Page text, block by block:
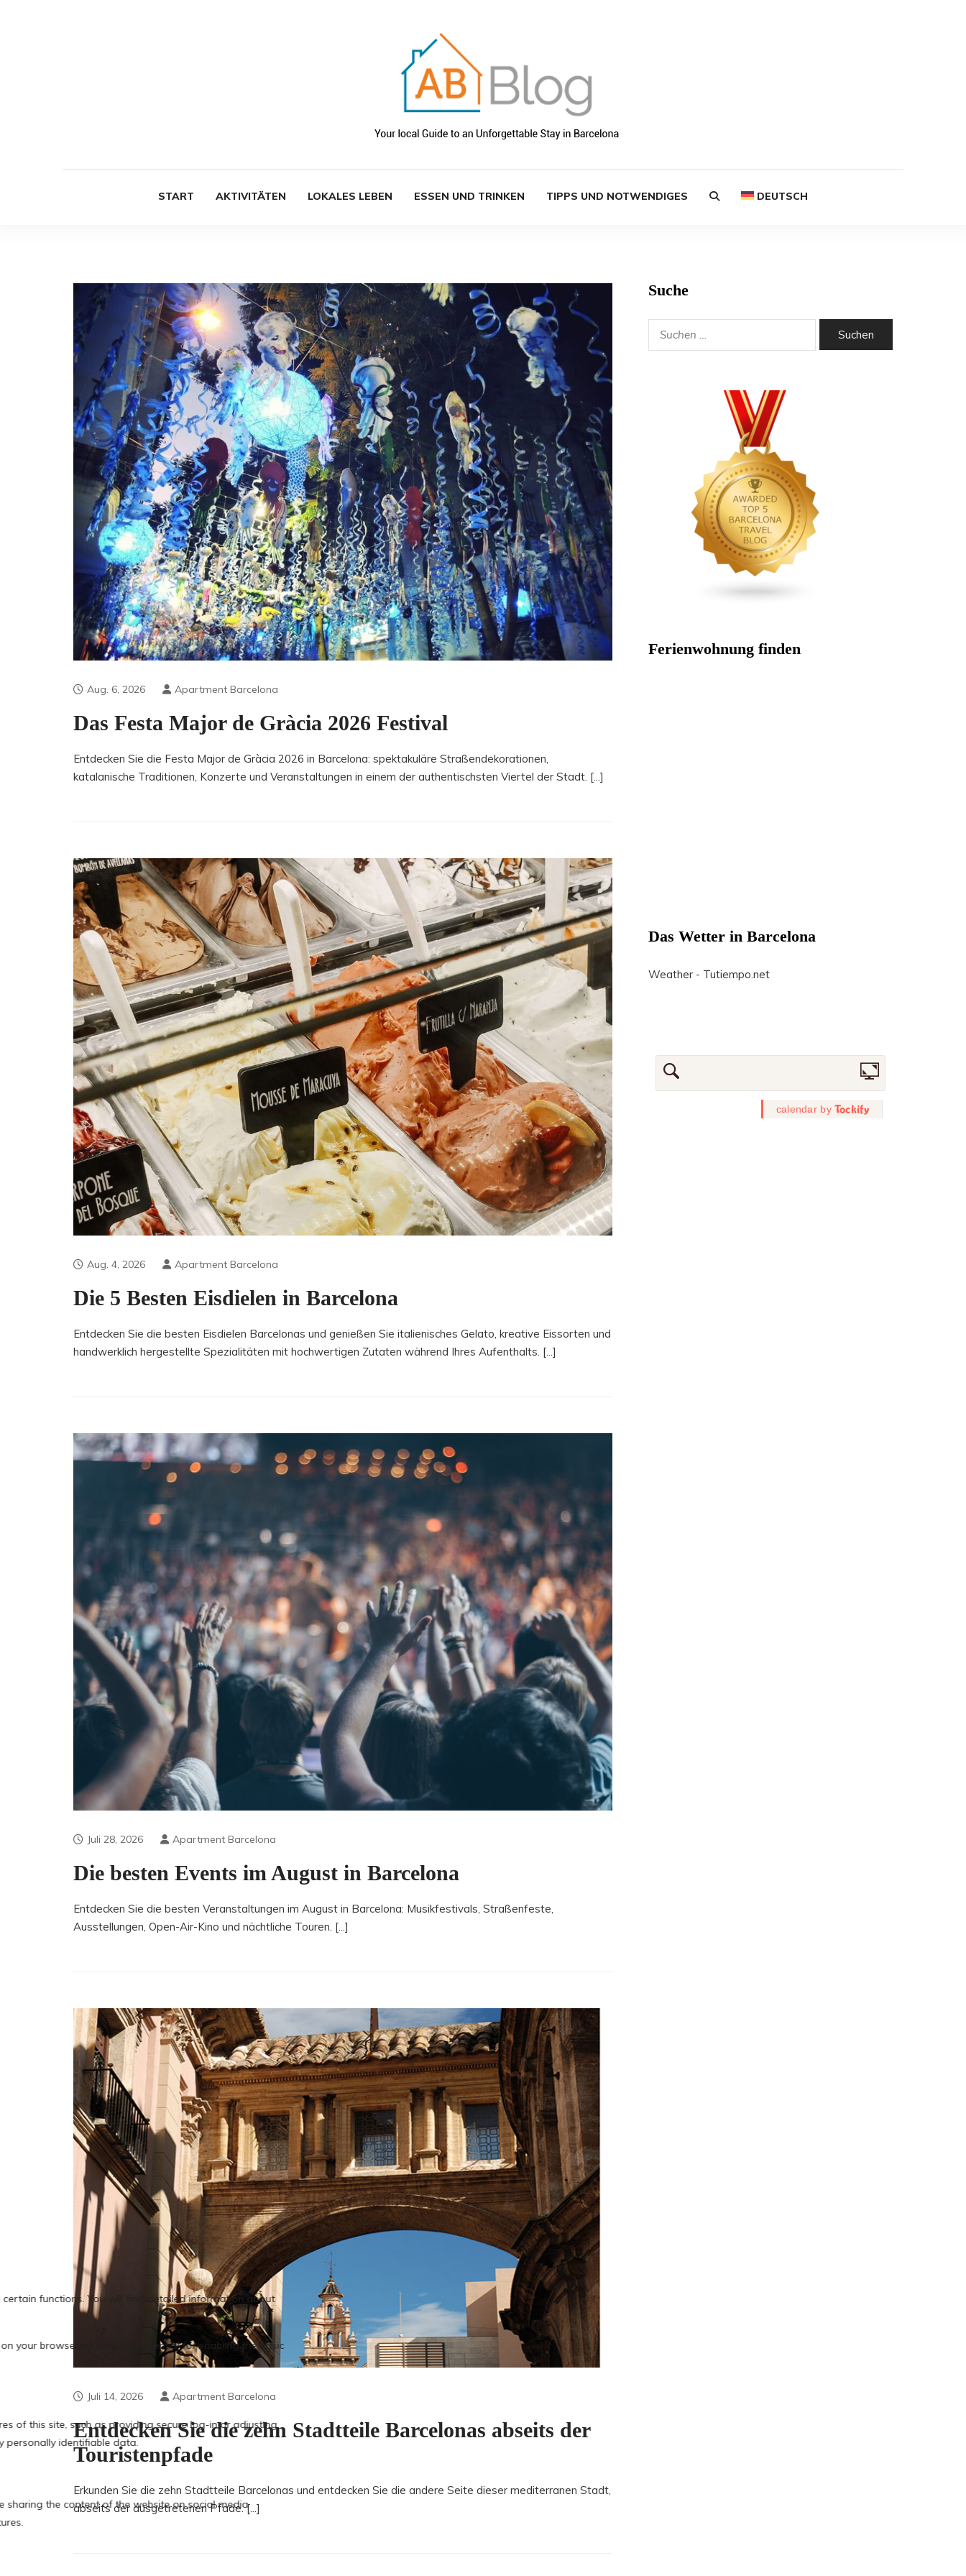
START AKTIVITÄTEN LOKALES LEBEN ESSEN UND TRINKEN TIPPS UND NOTWENDIGES DEUTSCH
Aug. 6, 2026 Apartment Barcelona
Das Festa Major de Gràcia 2026 Festival
Entdecken Sie die Festa Major de Gràcia 2026 in Barcelona: spektakuläre Straßendekorationen,
katalanische Traditionen, Konzerte und Veranstaltungen in einem der authentischsten Viertel der Stadt. [...]
Aug. 4, 2026 Apartment Barcelona
Die 5 Besten Eisdielen in Barcelona
Entdecken Sie die besten Eisdielen Barcelonas und genießen Sie italienisches Gelato, kreative Eissorten und
handwerklich hergestellte Spezialitäten mit hochwertigen Zutaten während Ihres Aufenthalts. [...]
Juli 28, 2026 Apartment Barcelona
Die besten Events im August in Barcelona
Entdecken Sie die besten Veranstaltungen im August in Barcelona: Musikfestivals, Straßenfeste,
Ausstellungen, Open-Air-Kino und nächtliche Touren. [...]
Juli 14, 2026 Apartment Barcelona
Entdecken Sie die zehn Stadtteile Barcelonas abseits der
Touristenpfade
Erkunden Sie die zehn Stadtteile Barcelonas und entdecken Sie die andere Seite dieser mediterranen Stadt,
abseits der ausgetretenen Pfade. [...]
Suche
Ferienwohnung finden
Das Wetter in Barcelona
Weather - Tutiempo.net